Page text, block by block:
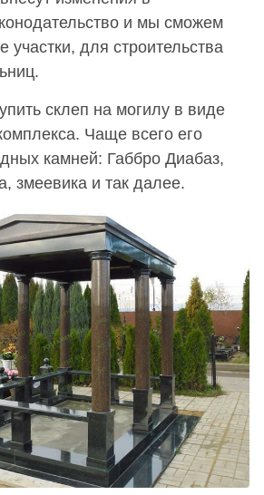
и мы сможем
участки, для строительства
склеп на могилу в виде
Чаще всего его
камней: Габбро Диабаз,
змеевика и так далее.